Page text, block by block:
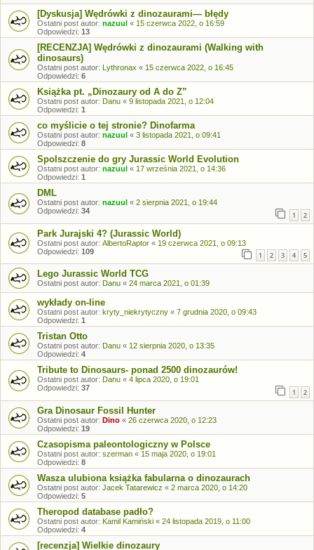
[Dyskusja] Wędrówki z dinozaurami— błędy
Ostatni post autor: nazuul « 15 czerwca 2022, o 16:59
Odpowiedzi: 13
[RECENZJA] Wędrówki z dinozaurami (Walking with
dinosaurs)
Ostatni post autor: Lythronax « 15 czerwca 2022, o 16:45
Odpowiedzi: 6
Książka pt. „Dinozaury od A do Z”
Ostatni post autor: Danu « 9 listopada 2021, o 12:04
Odpowiedzi: 1
co myślicie o tej stronie? Dinofarma
Ostatni post autor: nazuul « 3 listopada 2021, o 09:41
Odpowiedzi: 8
Spolszczenie do gry Jurassic World Evolution
Ostatni post autor: nazuul « 17 września 2021, o 14:36
Odpowiedzi: 1
DML
Ostatni post autor: nazuul « 2 sierpnia 2021, o 19:44
Odpowiedzi: 34 1 2
Park Jurajski 4? (Jurassic World)
Ostatni post autor: AlbertoRaptor « 19 czerwca 2021, o 09:13
Odpowiedzi: 109 1 2 3 4 5
Lego Jurassic World TCG
Ostatni post autor: Danu « 24 marca 2021, o 01:39
wykłady on-line
Ostatni post autor: kryty_niekrytyczny « 7 grudnia 2020, o 09:43
Odpowiedzi: 1
Tristan Otto
Ostatni post autor: Danu « 12 sierpnia 2020, o 13:35
Odpowiedzi: 4
Tribute to Dinosaurs- ponad 2500 dinozaurów!
Ostatni post autor: Danu « 4 lipca 2020, o 19:01
Odpowiedzi: 37 1 2
Gra Dinosaur Fossil Hunter
Ostatni post autor: Dino « 26 czerwca 2020, o 12:23
Odpowiedzi: 19
Czasopisma paleontologiczny w Polsce
Ostatni post autor: szerman « 15 maja 2020, o 19:01
Odpowiedzi: 8
Wasza ulubiona książka fabularna o dinozaurach
Ostatni post autor: Jacek Tatarewicz « 2 marca 2020, o 14:20
Odpowiedzi: 5
Theropod database padło?
Ostatni post autor: Kamil Kamiński « 24 listopada 2019, o 11:00
Odpowiedzi: 4
[recenzja] Wielkie dinozaury